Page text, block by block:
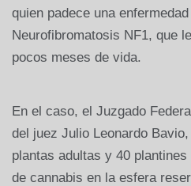
quien padece una
Neurofibromatosis NF1, que
pocos meses de vida.
En el caso, el Juzgado
del juez Julio Leonardo
plantas adultas y 40
de cannabis en la esfera